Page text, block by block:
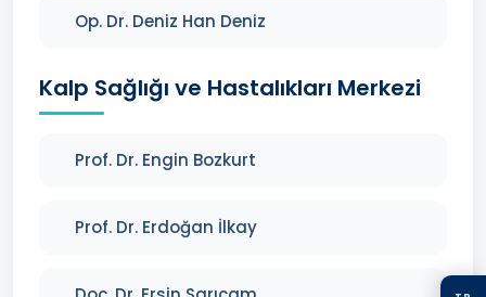
Op. Dr. Deniz Han Deniz
Kalp Sağlığı ve Hastalıkları Merkezi
Prof. Dr. Engin Bozkurt
Prof. Dr. Erdoğan İlkay